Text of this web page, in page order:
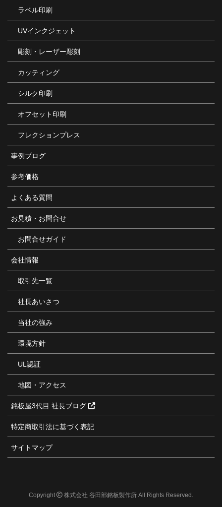
ラベル印刷
UVインクジェット
彫刻・レーザー彫刻
カッティング
シルク印刷
オフセット印刷
フレクションプレス
事例ブログ
参考価格
よくある質問
お見積・お問合せ
お問合せガイド
会社情報
取引先一覧
社長あいさつ
当社の強み
環境方針
UL認証
地図・アクセス
銘板屋3代目 社長ブログ
特定商取引法に基づく表記
サイトマップ
Copyright 株式会社 谷田部銘板製作所 All Rights Reserved.